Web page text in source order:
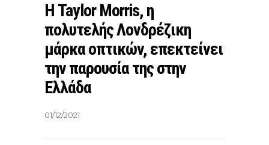
Η Taylor Morris, η
πολυτελής Λονδρέζικη
μάρκα οπτικών, επεκτείνει
την παρουσία της στην
Ελλάδα
01/12/2021